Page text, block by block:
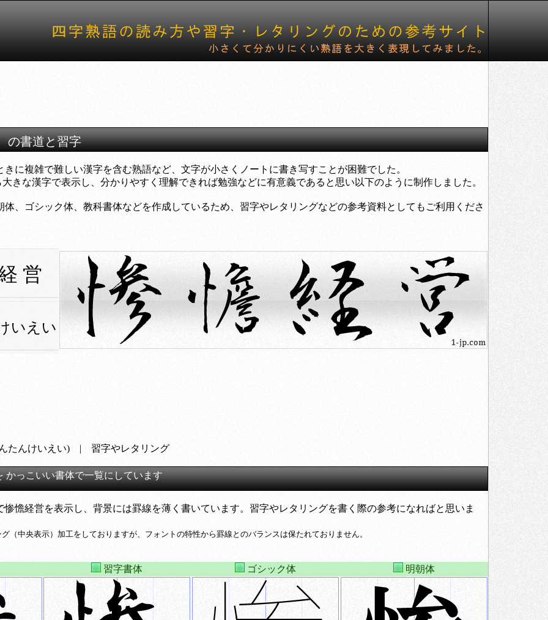
の書道と習字
に複雑で難しい漢字を含む熟語など、文字が小さくノートに書き写すことが困難でした。
な漢字で表示し、分かりやすく理解できれば勉強などに有意義であると思い以下のように制作しました。
、ゴシック体、教科書体などを作成しているため、習字やレタリングなどの参考資料としてもご利用くださ
営
いえい
たんけいえい) | 習字やレタリング
かっこいい書体で一覧にしています
憺経営を表示し、背景には罫線を薄く書いています。習字やレタリングを書く際の参考になればと思いま
（中央表示）加工をしておりますが、フォントの特性から罫線とのバランスは保たれておりません。
習字書体 ゴシック体 明朝体